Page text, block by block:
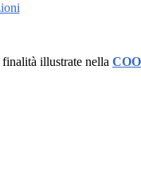
illustrate nella